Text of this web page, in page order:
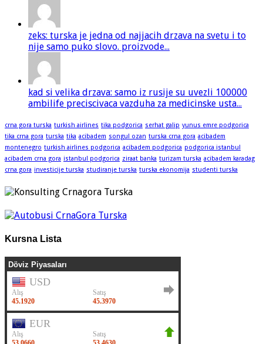
zeks: turska je jedna od najjacih drzava na svetu i to
nije samo puko slovo. proizvode...
kad si velika drzava: samo iz rusije su uvezli 100000
ambilife preciscivaca vazduha za medicinske usta...
crna gora turska turkish airlines tika podgorica serhat galip yunus emre podgorica
tika crna gora turska tika acibadem songul ozan turska crna gora acibadem
montenegro turkish airlines podgorica acibadem podgorica podgorica istanbul
acibadem crna gora istanbul podgorica ziraat banka turizam turska acibadem karadag
crna gora investicije turska studiranje turska turska ekonomija studenti turska
Kursna Lista